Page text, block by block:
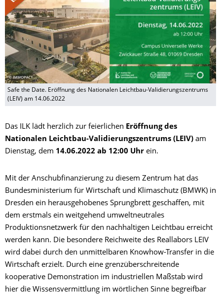
Safe the Date. Eröffnung des Nationalen Leichtbau-Validierungszentrums
(LEIV) am 14.06.2022
Das ILK lädt herzlich zur feierlichen Eröffnung des
Nationalen Leichtbau-Validierungszentrums (LEIV) am
Dienstag, dem 14.06.2022 ab 12:00 Uhr ein.
Mit der Anschubfinanzierung zu diesem Zentrum hat das
Bundesministerium für Wirtschaft und Klimaschutz (BMWK) in
Dresden ein herausgehobenes Sprungbrett geschaffen, mit
dem erstmals ein weitgehend umweltneutrales
Produktionsnetzwerk für den nachhaltigen Leichtbau erreicht
werden kann. Die besondere Reichweite des Reallabors LEIV
wird dabei durch den unmittelbaren Knowhow-Transfer in die
Wirtschaft erzielt. Durch eine grenzüberschreitende
kooperative Demonstration im industriellen Maßstab wird
hier die Wissensvermittlung im wörtlichen Sinne begreifbar